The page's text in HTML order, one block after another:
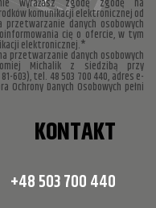
komunikacji elektronicznej od
danych osobowych
cię o ofercie, w tym
elektronicznej.*
przetwarzanie danych osobowych
Michalik z siedzibą przy
603), tel. 48 503 700 440, adres e-
Danych Osobowych pełni
KONTAKT
+48 503 700 440